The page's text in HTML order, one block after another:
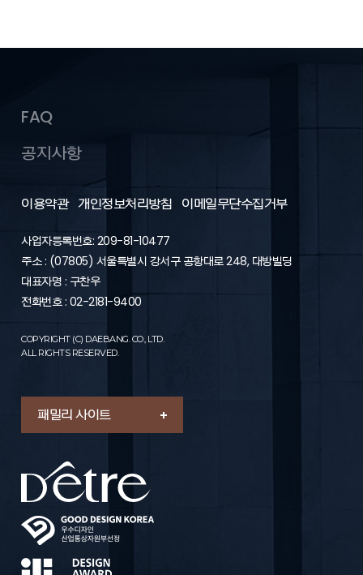
제5조 (이용신청)
1. “회원”이 되고자 하는 자(이하 “가입신청자”)는 홈페이지 상의
청하여야 합니다.
의하십니까”라는 물음에 “동의”를 누르면, 본 약관에 동의하는 것
으로 간주됩니다.
1. “회사”는 “가입신청자”의 신청에 대하여 “서비스” 이용을 승낙
함을 원칙으로 합니다. 다만, “회사”는 다음 각 호에 해당하는 신
청에 대하여는 승낙을 하지 않거나 사후에 이용계약을
해지할 수 있습니다.
- “가입신청자”가 이 약관에 의하여 이전에 회원자격을 상실한
적이 있는 경우 다만, 회원자격 상실 후 1년이 경과한 자로서 “회
- 실명이 아니거나 타인의 명의를 이용한 경우
- 허위의 정보를 기재하거나, “회사”가 제시하는 내용을 기재하
2. “회원”의 가입 신청을 처리함에 있어 “회사”는 “회원”에게 전문
기관을 통한 실명확인 및 본인인증을 요청할 수 있습니다.
에 해당하는 이용신청에 대하여는 승낙을 유보할 수 있습니다.
- 설비에 여유가 없는 경우
- 기술상 지장이 있는 경우
4. “회사”는 다음 각 호의 1에 해당하는 이용신청에 대하여는 이
를 승낙하지 아니 할 수 있습니다.
- 이름이 실명이 아닌 경우
FAQ
공지사항
이용약관 개인정보처리방침 이메일무단수집거부
사업자등록번호: 209-81-10477
주소 : (07805) 서울특별시 강서구 공항대로 248, 대방빌딩
대표자명 : 구찬우
전화번호 : 02-2181-9400
COPYRIGHT (C) DAEBANG. CO., LTD.
ALL RIGHTS RESERVED.
패밀리 사이트